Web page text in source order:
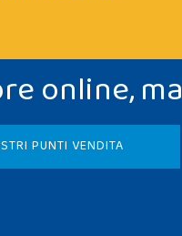
online, ma
PUNTI VENDITA